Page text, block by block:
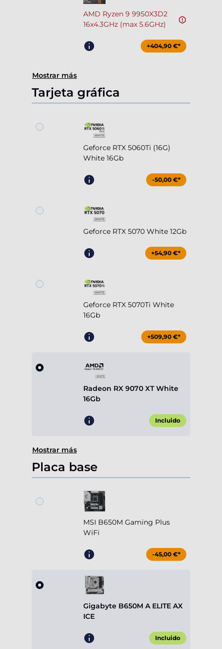
AMD Ryzen 9 9950X3D2
16x4.3GHz (max 5.6GHz)
+404,90 €*
Mostrar más
Tarjeta gráfica
Geforce RTX 5060Ti (16G)
White 16Gb
-50,00 €*
Geforce RTX 5070 White 12Gb
+54,90 €*
Geforce RTX 5070Ti White
16Gb
+509,90 €*
Radeon RX 9070 XT White
16Gb
Incluido
Mostrar más
Placa base
MSI B650M Gaming Plus
WiFi
-45,00 €*
Gigabyte B650M A ELITE AX
ICE
Incluido